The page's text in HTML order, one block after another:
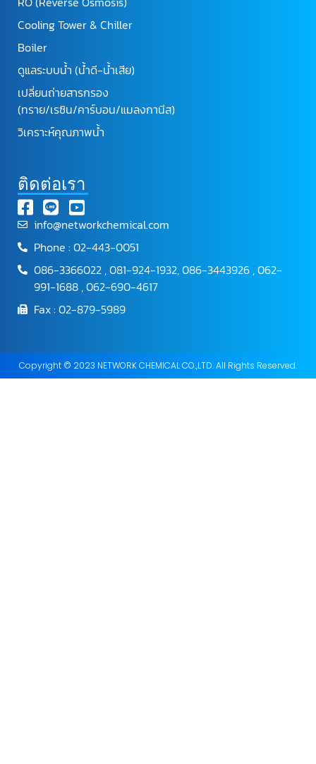
Cooling Tower & Chiller
Boiler
ดูแลระบบน้ำ (น้ำดี-น้ำเสีย)
เปลี่ยนถ่ายสารกรอง
(ทราย/เรซิน/คาร์บอน/แมลงกานีส)
วิเคราะห์คุณภาพน้ำ
ติดต่อเรา
info@networkchemical.com
Phone : 02-443-0051
086-3366022 , 081-924-1932, 086-3443926 , 062-
991-1688 , 062-690-4617
Fax : 02-879-5989
Copyright © 2023 NETWORK CHEMICAL CO.,LTD. All Rights Reserved.